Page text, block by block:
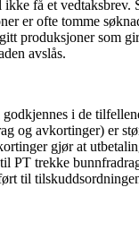
få et vedtaksbrev.
er ofte tomme
produksjoner som
avslås.
godkjennes i de
og avkortinger) er
gjør at
PT trekke
til